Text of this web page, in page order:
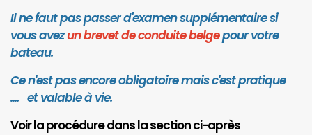
Il ne faut pas passer d'examen supplémentaire si
vous avezun brevet de conduite belgepour votre
bateau.
Ce n'est pas encore obligatoire mais c'est pratique
.... et valable à vie.
Voir la procédure dans la section ci-après